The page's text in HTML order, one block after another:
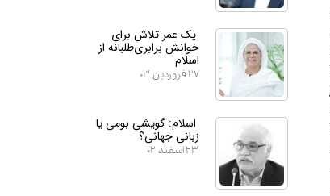
یک عمر تلاش برای
خوانش برابری‌طلبانه از
اسلام
۲۷ فروردین ۰۳
اسلام: گویشی بومی یا
زبانی جهانی؟
۲۳ اسفند ۰۲